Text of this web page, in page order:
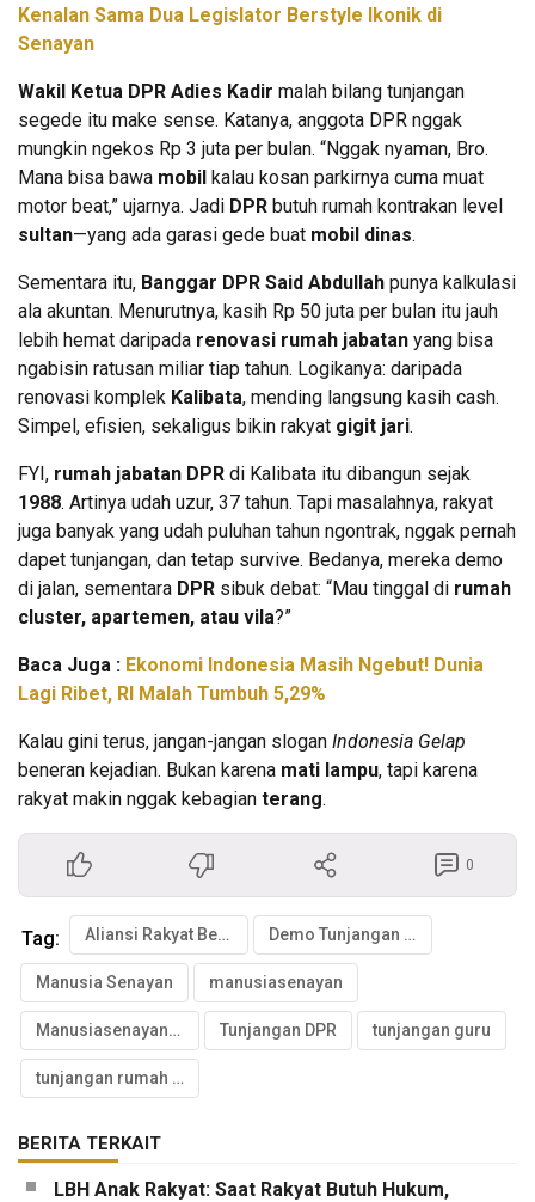
Kenalan Sama Dua Legislator Berstyle Ikonik di
Senayan
Wakil Ketua DPR Adies Kadir malah bilang tunjangan
segede itu make sense. Katanya, anggota DPR nggak
mungkin ngekos Rp 3 juta per bulan. “Nggak nyaman, Bro.
Mana bisa bawa mobil kalau kosan parkirnya cuma muat
motor beat,” ujarnya. Jadi DPR butuh rumah kontrakan level
sultan—yang ada garasi gede buat mobil dinas.
Sementara itu, Banggar DPR Said Abdullah punya kalkulasi
ala akuntan. Menurutnya, kasih Rp 50 juta per bulan itu jauh
lebih hemat daripada renovasi rumah jabatan yang bisa
ngabisin ratusan miliar tiap tahun. Logikanya: daripada
renovasi komplek Kalibata, mending langsung kasih cash.
Simpel, efisien, sekaligus bikin rakyat gigit jari.
FYI, rumah jabatan DPR di Kalibata itu dibangun sejak
1988. Artinya udah uzur, 37 tahun. Tapi masalahnya, rakyat
juga banyak yang udah puluhan tahun ngontrak, nggak pernah
dapet tunjangan, dan tetap survive. Bedanya, mereka demo
di jalan, sementara DPR sibuk debat: “Mau tinggal di rumah
cluster, apartemen, atau vila?”
Baca Juga : Ekonomi Indonesia Masih Ngebut! Dunia
Lagi Ribet, RI Malah Tumbuh 5,29%
Kalau gini terus, jangan-jangan slogan Indonesia Gelap
beneran kejadian. Bukan karena mati lampu, tapi karena
rakyat makin nggak kebagian terang.
0
Tag: Aliansi Rakyat Bergerak Demo Tunjangan DPR
Manusia Senayan manusiasenayan
Manusiasenayan.id Tunjangan DPR tunjangan guru
tunjangan rumah DPR
BERITA TERKAIT
LBH Anak Rakyat: Saat Rakyat Butuh Hukum,